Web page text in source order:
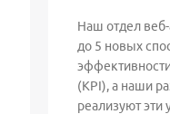
Наш отдел
до 5 новых
(KPI), а наши
реализуют эти